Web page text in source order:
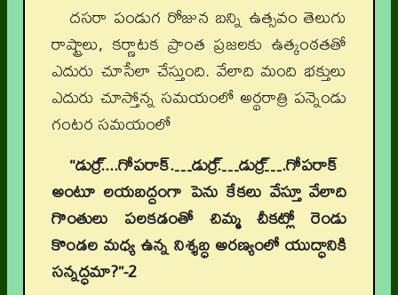
దసరా పండుగ రోజున బన్ని ఉత్సవం తెలుగు
రాష్ట్రాలు, కర్ణాటక ప్రాంత ప్రజలకు ఉత్కంఠతతో
ఎదురు చూసేలా చేస్తుంది. వేలాది మంది భక్తులు
ఎదురు చూస్తోన్న సమయంలో అర్థరాత్రి పన్నెండు
గంటర సమయంలో
“డుర్ర్....గోపరాక్.…డుర్ర్.…డుర్ర్….గోపరాక్
అంటూ లయబద్దంగా పెను కేకలు వేస్తూ వేలాది
గొంతులు పలకడంతో చిమ్మ చీకట్లో రెండు
కొండల మధ్య ఉన్న నిశ్శబ్ధ అరణ్యంలో యుద్ధానికి
సన్నద్ధమా?”-2